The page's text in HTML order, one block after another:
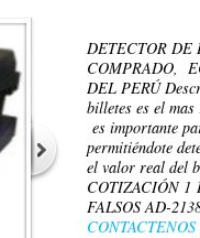
DETECTOR DE
COMPRADO,
DEL PERÚ
billetes es el
es importante
permitiéndote
el valor real del
COTIZACIÓN 1
FALSOS AD-
CONTACTENOS